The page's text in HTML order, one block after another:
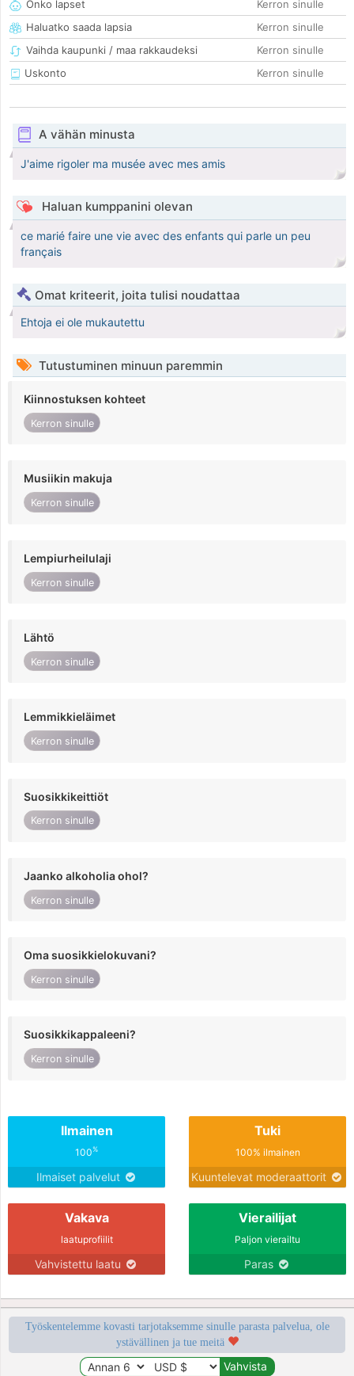
Onko lapset
Kerron sinulle
Haluatko saada lapsia
Kerron sinulle
Vaihda kaupunki / maa rakkaudeksi
Kerron sinulle
Uskonto
Kerron sinulle
A vähän minusta
J'aime rigoler ma musée avec mes amis
Haluan kumppanini olevan
ce marié faire une vie avec des enfants qui parle un peu
français
Omat kriteerit, joita tulisi noudattaa
Ehtoja ei ole mukautettu
Tutustuminen minuun paremmin
Kiinnostuksen kohteet
Kerron sinulle
Musiikin makuja
Kerron sinulle
Lempiurheilulaji
Kerron sinulle
Lähtö
Kerron sinulle
Lemmikkieläimet
Kerron sinulle
Suosikkikeittiöt
Kerron sinulle
Jaanko alkoholia ohol?
Kerron sinulle
Oma suosikkielokuvani?
Kerron sinulle
Suosikkikappaleeni?
Kerron sinulle
Ilmainen
100%
Ilmaiset palvelut
Tuki
100% ilmainen
Kuuntelevat moderaattorit
Vakava
laatuprofiilit
Vahvistettu laatu
Vierailijat
Paljon vierailtu
Paras
Työskentelemme kovasti tarjotaksemme sinulle parasta palvelua, ole
ystävällinen ja tue meitä